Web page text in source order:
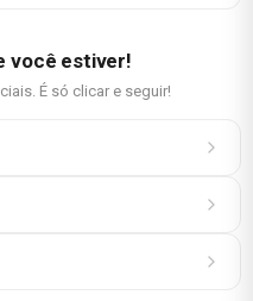
você estiver!
É só clicar e seguir!